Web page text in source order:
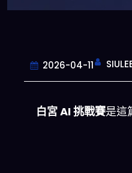
2026-04-11
白宮 AI 挑戰賽是這